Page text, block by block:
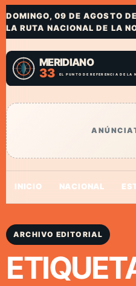
DOMINGO, 09 DE AGOSTO
LA RUTA NACIONAL DE LA
INICIO NACIONAL
ARCHIVO EDITORIAL